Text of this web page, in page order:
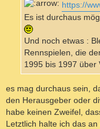
https://
Es ist durchaus
Und noch etwas :
Rennspielen, die
1995 bis 1997 über
es mag durchaus sein,
den Herausgeber oder
habe keinen Zweifel,
Letztlich halte ich das